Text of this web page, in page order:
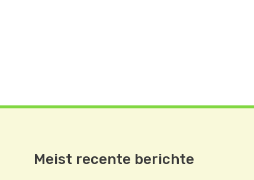
Meist recente berichte